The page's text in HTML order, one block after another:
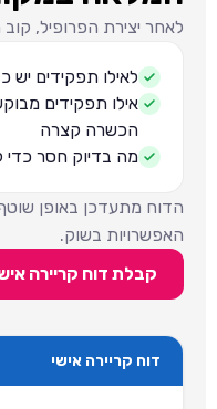
לאחר יצירת הפרופיל,
לאילו תפקידים
אילו תפקידים
הכשרה קצרה
מה בדיוק חסר כדי
הדוח מתעדכן באופן
האפשרויות בשוק.
קבלת דוח קריירה
דוח קריירה אישי